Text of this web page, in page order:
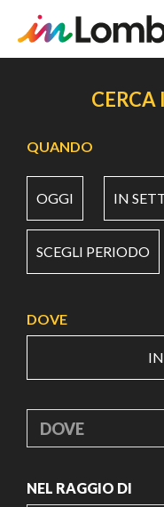
principale
CERCA
QUANDO
OGGI IN
SCEGLI PERIODO
DOVE
DOVE
NEL RAGGIO DI